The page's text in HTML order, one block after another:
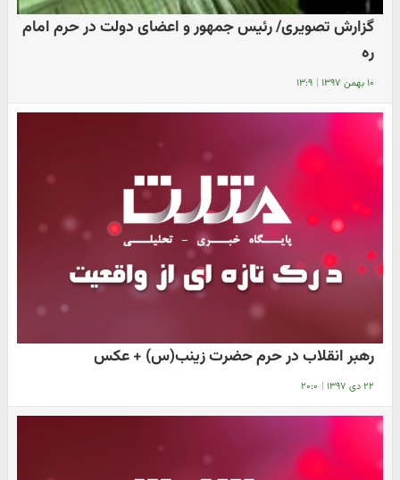
گزارش تصویری/ رئیس جمهور و اعضای دولت در حرم امام
ره
۱۰ بهمن ۱۳۹۷ | ۱۳:۹
رهبر انقلاب در حرم حضرت زینب(س) + عکس
۲۲ دی ۱۳۹۷ | ۲۰:۰